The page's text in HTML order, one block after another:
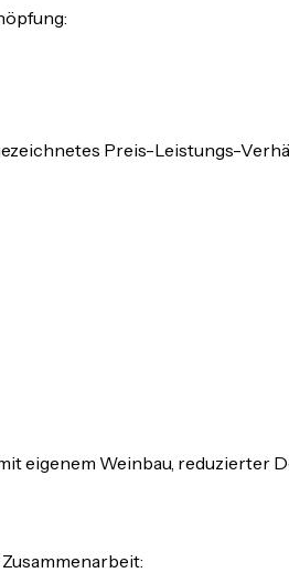
Preis-Leistungs-
eigenem Weinbau, reduzierter